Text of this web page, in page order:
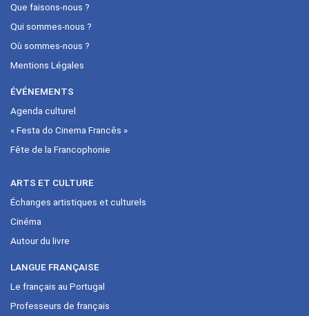
Que faisons-nous ?
Qui sommes-nous ?
Où sommes-nous ?
Mentions Légales
ÉVÉNEMENTS
Agenda culturel
« Festa do Cinema Francês »
Fête de la Francophonie
ARTS ET CULTURE
Échanges artistiques et culturels
Cinéma
Autour du livre
LANGUE FRANÇAISE
Le français au Portugal
Professeurs de français